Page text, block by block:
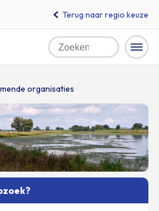
Terug naar regio keuze
Zoeken
organisaties